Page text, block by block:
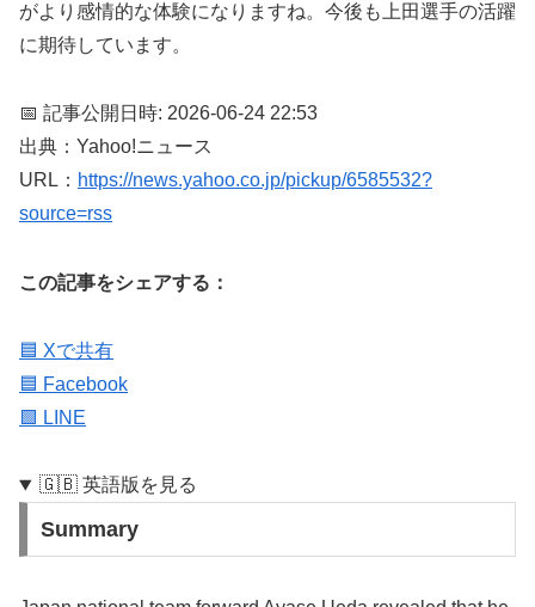
がより感情的な体験になりますね。今後も上田選手の活躍
に期待しています。
📅 記事公開日時: 2026-06-24 22:53
出典：Yahoo!ニュース
URL： https://news.yahoo.co.jp/pickup/6585532?
source=rss
この記事をシェアする：
🟦 Xで共有
🟦 Facebook
🟩 LINE
🇬🇧 英語版を見る
Summary